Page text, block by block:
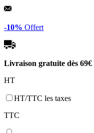
Panneau de gestion des cookies
-10% Offert
Livraison gratuite dès
HT
HT/TTC les taxes
TTC